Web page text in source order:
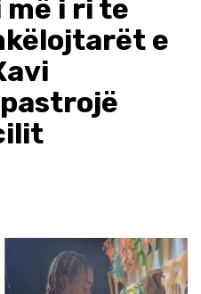
i ri te
e